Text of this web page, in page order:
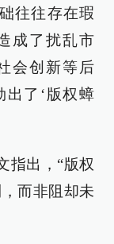
往往存在瑕
成了扰乱市
会创新等后
了‘版权蟑
指出，“版权
而非阻却未